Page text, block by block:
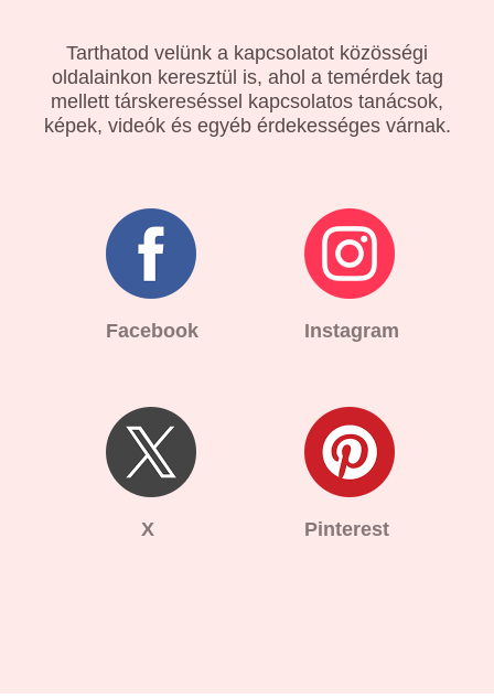
Tarthatod velünk a kapcsolatot közösségi
oldalainkon keresztül is, ahol a temérdek tag
mellett társkereséssel kapcsolatos tanácsok,
képek, videók és egyéb érdekességes várnak.
Facebook Instagram
X Pinterest